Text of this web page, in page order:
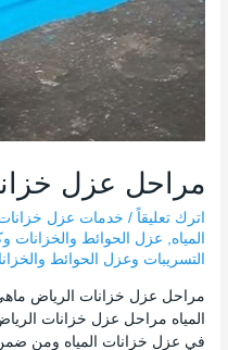
مراحل عزل
اترك تعليقاً / خدمات عزل خزانات
المياه, عزل الحوائط والخزانات
التسريبات وعزل الحوائط
مراحل عزل خزانات الرياض
المياه مراحل عزل خزانات
في عزل خزانات المياه ومن ضمن